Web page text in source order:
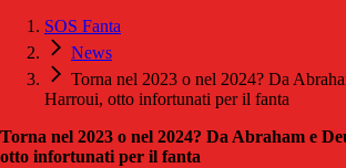
SOS Fanta
News
Torna nel 2023 o nel 2024? Da
Harroui, otto infortunati per il fanta
Torna nel 2023 o nel 2024? Da Abraham e
otto infortunati per il fanta